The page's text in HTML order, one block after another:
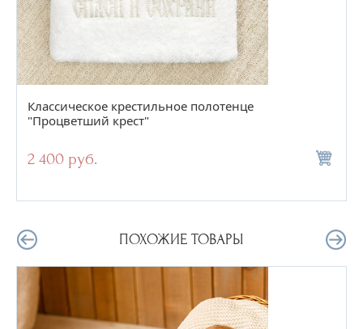
Классическое крестильное полотенце
"Процветший крест"
2 400 руб.
ПОХОЖИЕ ТОВАРЫ